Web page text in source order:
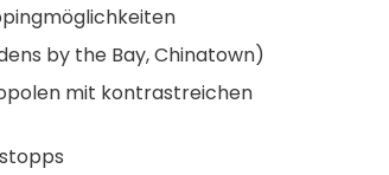
by the Bay, Chinatown)
mit kontrastreichen